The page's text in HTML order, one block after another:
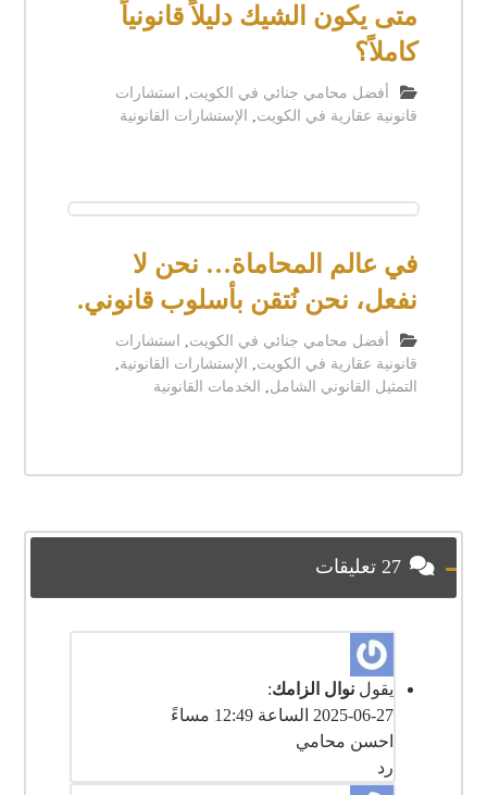
متى يكون الشيك دليلاً قانونياً
كاملاً؟
أفضل محامي جنائي في الكويت
استشارات
قانونية عقارية في الكويت
الإستشارات القانونية
في عالم المحاماة… نحن لا
نفعل، نحن نُتقن بأسلوب قانوني.
أفضل محامي جنائي في الكويت
استشارات
قانونية عقارية في الكويت
الإستشارات القانونية
التمثيل القانوني الشامل
الخدمات القانونية
27 تعليقات
يقول نوال الزامك:
2025-06-27 الساعة 12:49 مساءً
رد